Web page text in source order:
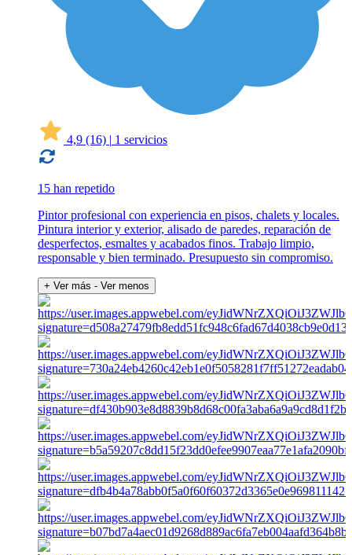
4,9 (16) | 1 servicios
15 han repetido
Pintor profesional con experiencia en pisos, chalets y locales.
Pintura interior y exterior, alisado de paredes, reparación de
desperfectos, esmaltes y acabados finos. Trabajo limpio,
responsable y bien terminado. Presupuesto sin compromiso.
+ Ver más - Ver menos